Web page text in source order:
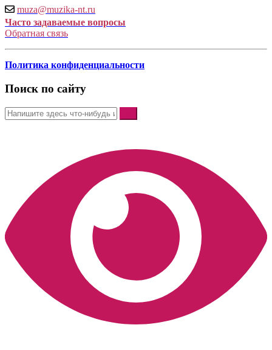
muza@muzika-nt.ru
Часто задаваемые вопросы
Обратная связь
Политика конфиденциальности
Поиск по сайту